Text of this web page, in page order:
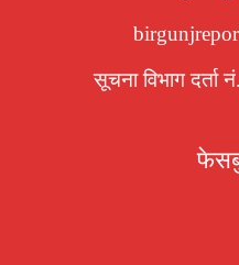
सूचना विभाग